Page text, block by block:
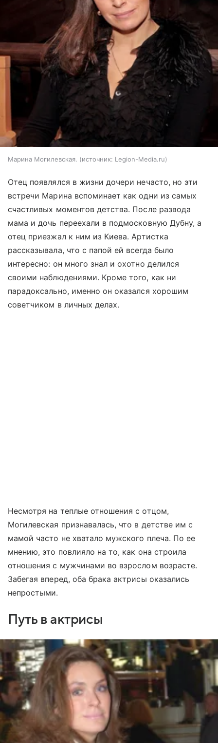
Марина Могилевская. источник: Legion-Media.ru
Отец появлялся в жизни дочери нечасто, но эти
встречи Марина вспоминает как одни из самых
счастливых моментов детства. После развода
мама и дочь переехали в подмосковную Дубну, а
отец приезжал к ним из Киева. Артистка
рассказывала, что с папой ей всегда было
интересно: он много знал и охотно делился
своими наблюдениями. Кроме того, как ни
парадоксально, именно он оказался хорошим
советчиком в личных делах.
Несмотря на теплые отношения с отцом,
Могилевская признавалась, что в детстве им с
мамой часто не хватало мужского плеча. По ее
мнению, это повлияло на то, как она строила
отношения с мужчинами во взрослом возрасте.
Забегая вперед, оба брака актрисы оказались
непростыми.
Путь в актрисы